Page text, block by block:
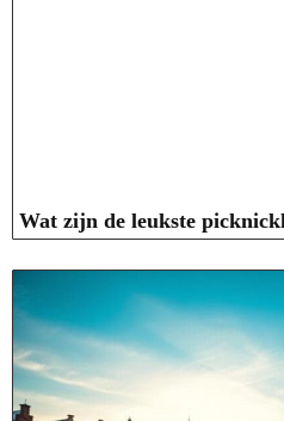
Wat zijn de leukste